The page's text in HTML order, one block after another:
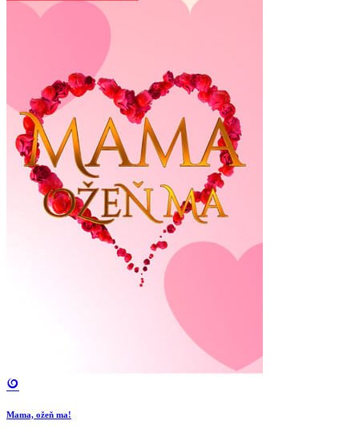
Mama, ožeň ma!